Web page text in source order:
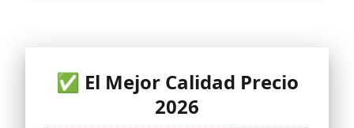
✅ El Mejor Calidad Precio
2026